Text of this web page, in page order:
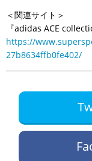
＜関連サイト＞
『adidas ACE
https://
27b8634ffb0fe402/